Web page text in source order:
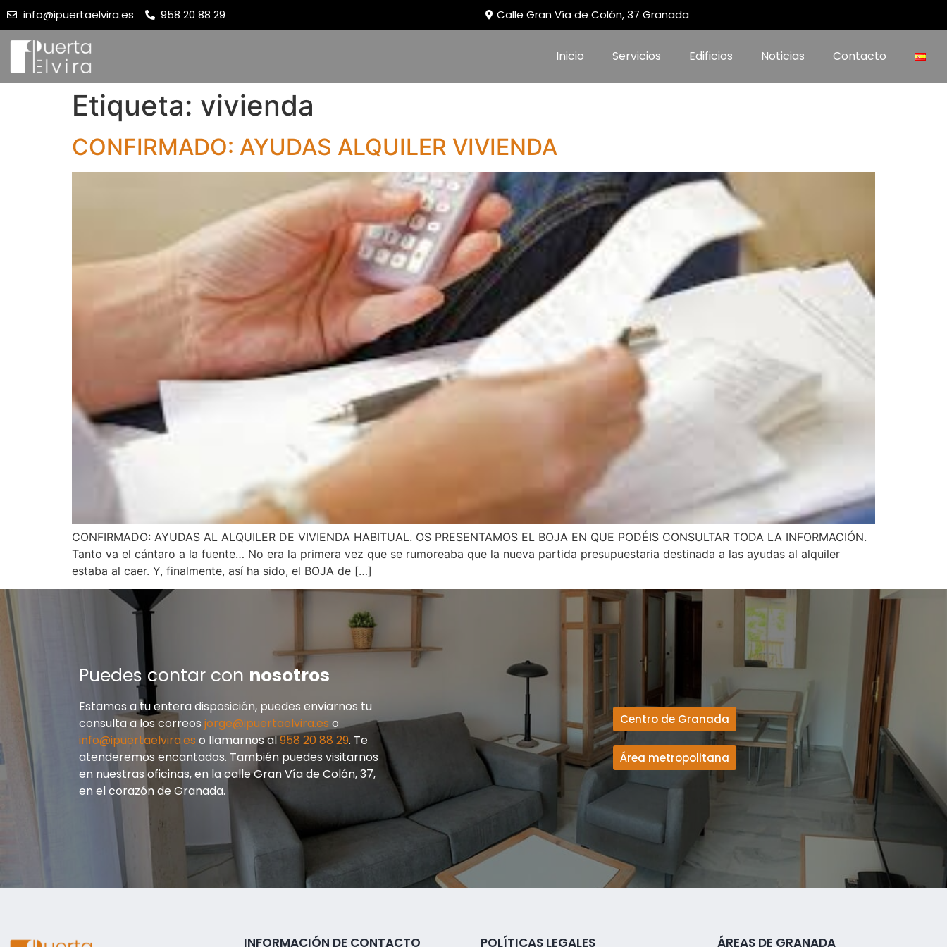
info@ipuertaelvira.es 958 20 88 29 Calle Gran Vía de Colón, 37 Granada
Inicio Servicios Edificios Noticias Contacto
Etiqueta: vivienda
CONFIRMADO: AYUDAS ALQUILER VIVIENDA
CONFIRMADO: AYUDAS AL ALQUILER DE VIVIENDA HABITUAL. OS PRESENTAMOS EL BOJA EN QUE PODÉIS CONSULTAR TODA LA INFORMACIÓN.
Tanto va el cántaro a la fuente… No era la primera vez que se rumoreaba que la nueva partida presupuestaria destinada a las ayudas al alquiler
estaba al caer. Y, finalmente, así ha sido, el BOJA de […]
Puedes contar con nosotros
Estamos a tu entera disposición, puedes enviarnos tu
consulta a los correos jorge@ipuertaelvira.es o
info@ipuertaelvira.es o llamarnos al958 20 88 29. Te
atenderemos encantados. También puedes visitarnos
en nuestras oficinas, en la calle Gran Vía de Colón, 37,
en el corazón de Granada.
Centro de Granada
Área metropolitana
INFORMACIÓN DE CONTACTO POLÍTICAS LEGALES ÁREAS DE GRANADA